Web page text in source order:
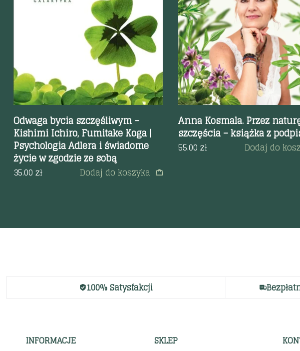
Szybki podgląd
Odwaga bycia szczęśliwym –
Kishimi Ichiro, Fumitake Koga |
Psychologia Adlera i świadome
życie w zgodzie ze sobą
35.00 zł Dodaj do koszyka
Szybki podgląd
Anna Kosmala. Przez
szczęścia – książka z
55.00 zł Dodaj do
100% Satysfakcji
INFORMACJE SKLEP